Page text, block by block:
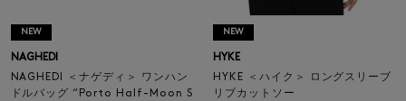
NEW
NAGHEDI
NAGHEDI ＜ナゲディ＞ ワンハン
ドルバッグ “Porto Half-Moon S
NEW
HYKE
HYKE ＜ハイク＞ ロングスリーブ
リブカットソー